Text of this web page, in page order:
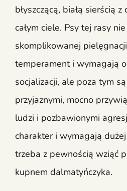
błyszczącą, białą sierścią
całym ciele. Psy tej rasy
skomplikowanej
temperament i wymagają
socjalizacji, ale poza tym
przyjaznymi, mocno
ludzi i pozbawionymi
charakter i wymagają
trzeba z pewnością wziąć
kupnem dalmatyńczyka.